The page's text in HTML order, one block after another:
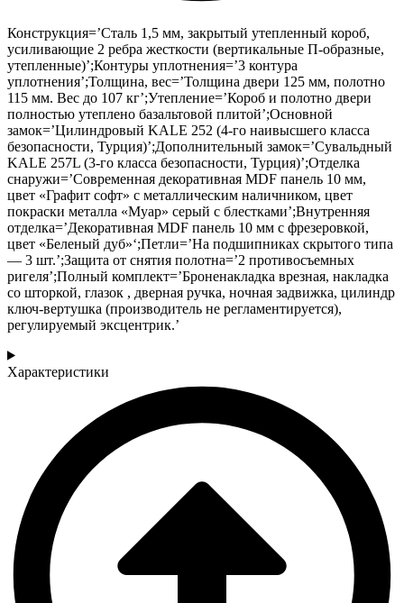
Конструкция=’Сталь 1,5 мм, закрытый утепленный короб,
усиливающие 2 ребра жесткости (вертикальные П-образные,
утепленные)’;Контуры уплотнения=’3 контура
уплотнения’;Толщина, вес=’Толщина двери 125 мм, полотно
115 мм. Вес до 107 кг’;Утепление=’Короб и полотно двери
полностью утеплено базальтовой плитой’;Основной
замок=’Цилиндровый KALE 252 (4-го наивысшего класса
безопасности, Турция)’;Дополнительный замок=’Сувальдный
KALE 257L (3-го класса безопасности, Турция)’;Отделка
снаружи=’Современная декоративная MDF панель 10 мм,
цвет «Графит софт» с металлическим наличником, цвет
покраски металла «Муар» серый с блестками’;Внутренняя
отделка=’Декоративная MDF панель 10 мм с фрезеровкой,
цвет «Беленый дуб»‘;Петли=’На подшипниках скрытого типа
— 3 шт.’;Защита от снятия полотна=’2 противосъемных
ригеля’;Полный комплект=’Броненакладка врезная, накладка
со шторкой, глазок , дверная ручка, ночная задвижка, цилиндр
ключ-вертушка (производитель не регламентируется),
регулируемый эксцентрик.’
Характеристики